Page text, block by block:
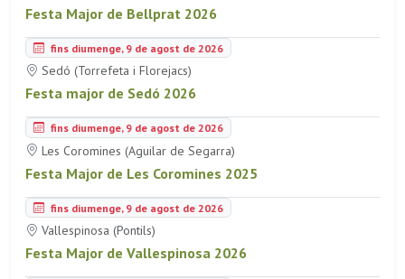
Festa Major de Bellprat 2026
fins diumenge, 9 de agost de 2026
Sedó (Torrefeta i Florejacs)
Festa major de Sedó 2026
fins diumenge, 9 de agost de 2026
Les Coromines (Aguilar de Segarra)
Festa Major de Les Coromines 2025
fins diumenge, 9 de agost de 2026
Vallespinosa (Pontils)
Festa Major de Vallespinosa 2026